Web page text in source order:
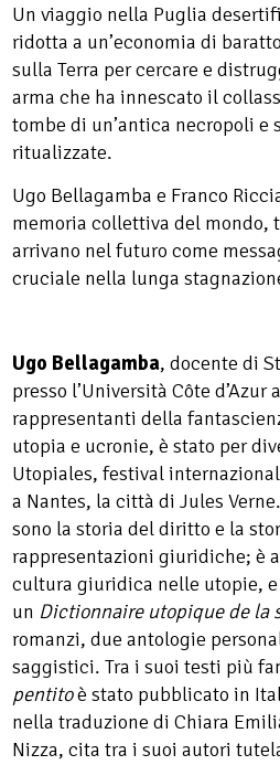
Un viaggio nella Puglia
ridotta a un’economia di
sulla Terra per cercare e
arma che ha innescato il
tombe di un’antica necropoli e
ritualizzate.
Ugo Bellagamba e Franco
memoria collettiva del mondo,
arrivano nel futuro come
cruciale nella lunga
Ugo Bellagamba, docente di
presso l’Università Côte
rappresentanti della
utopia e ucronie, è stato per
Utopiales, festival
a Nantes, la città di Jules
sono la storia del diritto e la
rappresentazioni giuridiche; è
cultura giuridica nelle utopie,
un Dictionnaire utopique de la
romanzi, due antologie
saggistici. Tra i suoi testi più
pentitoè stato pubblicato in
nella traduzione di Chiara
Nizza, cita tra i suoi autori